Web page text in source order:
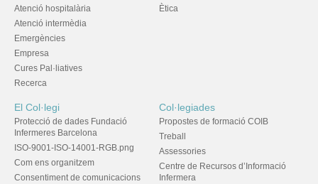
Atenció hospitalària
Atenció intermèdia
Emergències
Empresa
Cures Pal·liatives
Recerca
Ètica
El Col·legi
Protecció de dades Fundació
Infermeres Barcelona
ISO-9001-ISO-14001-RGB.png
Com ens organitzem
Consentiment de comunicacions
Col·legiades
Propostes de formació COIB
Treball
Assessories
Centre de Recursos d’Informació
Infermera